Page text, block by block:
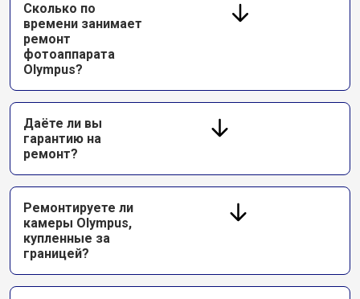
Сколько по
времени занимает
ремонт
фотоаппарата
Olympus?
Даёте ли вы
гарантию на
ремонт?
Ремонтируете ли
камеры Olympus,
купленные за
границей?